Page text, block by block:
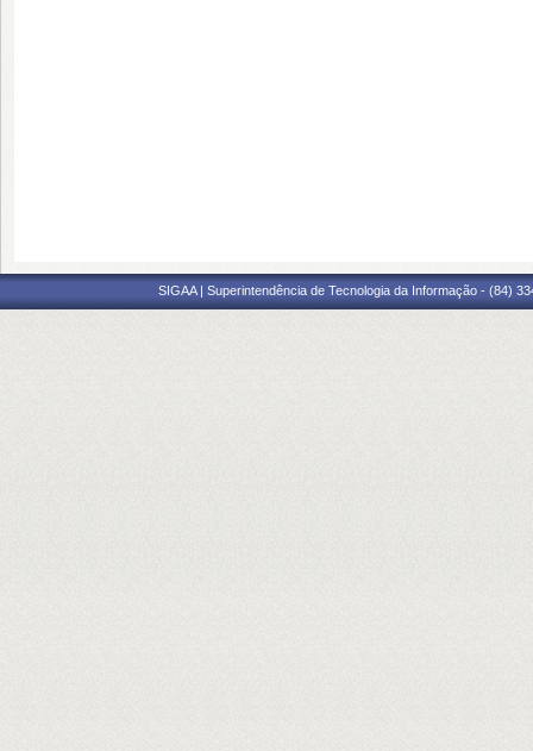
SIGAA | Superintendência de Tecnologia da Informação - (84)